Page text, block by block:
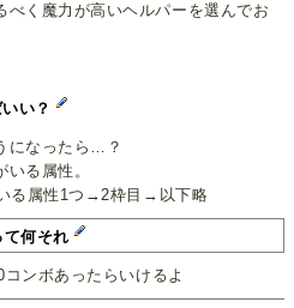
べく魔力が高いヘルパーを選んでお
いい？
になったら…？
る属性。
る属性1つ→2枠目→以下略
て何それ
ンボあったらいけるよ